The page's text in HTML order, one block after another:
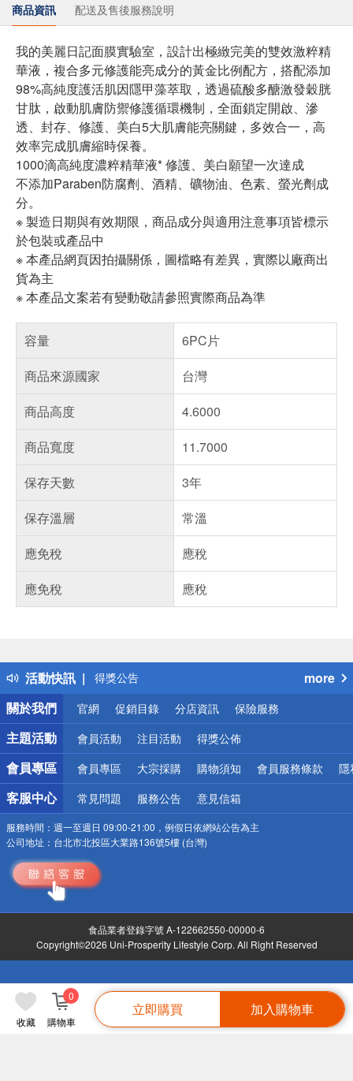
收藏 購物車
0
立即購買 加入購物車
商品資訊 配送及售後服務說明
我的美麗日記面膜實驗室，設計出極緻完美的雙效激粹精
華液，複合多元修護能亮成分的黃金比例配方，搭配添加
98%高純度護活肌因隱甲藻萃取，透過硫酸多醣激發穀胱
甘肽，啟動肌膚防禦修護循環機制，全面鎖定開啟、滲
透、封存、修護、美白5大肌膚能亮關鍵，多效合一，高
效率完成肌膚縮時保養。
1000滴高純度濃粹精華液* 修護、美白願望一次達成
不添加Paraben防腐劑、酒精、礦物油、色素、螢光劑成
分。
※ 製造日期與有效期限，商品成分與適用注意事項皆標示
於包裝或產品中
※ 本產品網頁因拍攝關係，圖檔略有差異，實際以廠商出
貨為主
※ 本產品文案若有變動敬請參照實際商品為準
容量
6PC片
商品來源國家
台灣
商品高度
4.6000
商品寬度
11.7000
保存天數
3年
保存溫層
常溫
應免稅
應稅
應免稅
應稅
活動快訊
得獎公告
熱門話題
銀行優惠
偏遠地區配送
詐騙網頁！請小心！
more
關於我們
官網 促銷目錄 分店資訊 保險服務
主題活動 會員活動 注目活動 得獎公佈
會員專區 會員專區 大宗採購 購物須知 會員服務條款 隱
客服中心 常見問題 服務公告 意見信箱
服務時間： 週一至週日 09:00-21:00，例假日依網站公告為主
公司地址： 台北市北投區大業路136號5樓 (台灣)
食品業者登錄字號 A-122662550-00000-6
Copyright©2026 Uni-Prosperity Lifestyle Corp. All Right Reserved